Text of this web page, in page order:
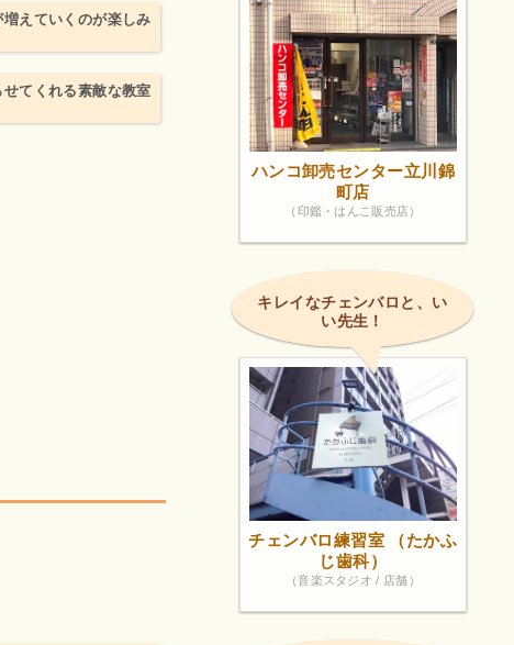
えていくのが楽しみ
てくれる素敵な教室
ハンコ卸売センター立川錦
町店
（印鑑・はんこ販売店）
キレイなチェンバロと、い
い先生！
チェンバロ練習室 （たかふ
じ歯科）
（音楽スタジオ / 店舗）